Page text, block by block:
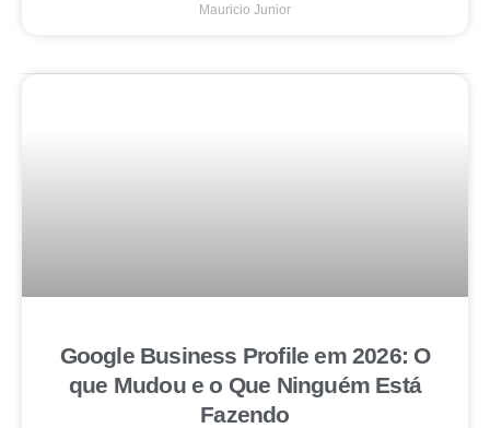
Mauricio Junior
Google Business Profile em 2026: O
que Mudou e o Que Ninguém Está
Fazendo